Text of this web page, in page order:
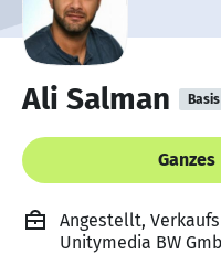
Ali Salman Basis
Angestellt,
Unitymedia BW